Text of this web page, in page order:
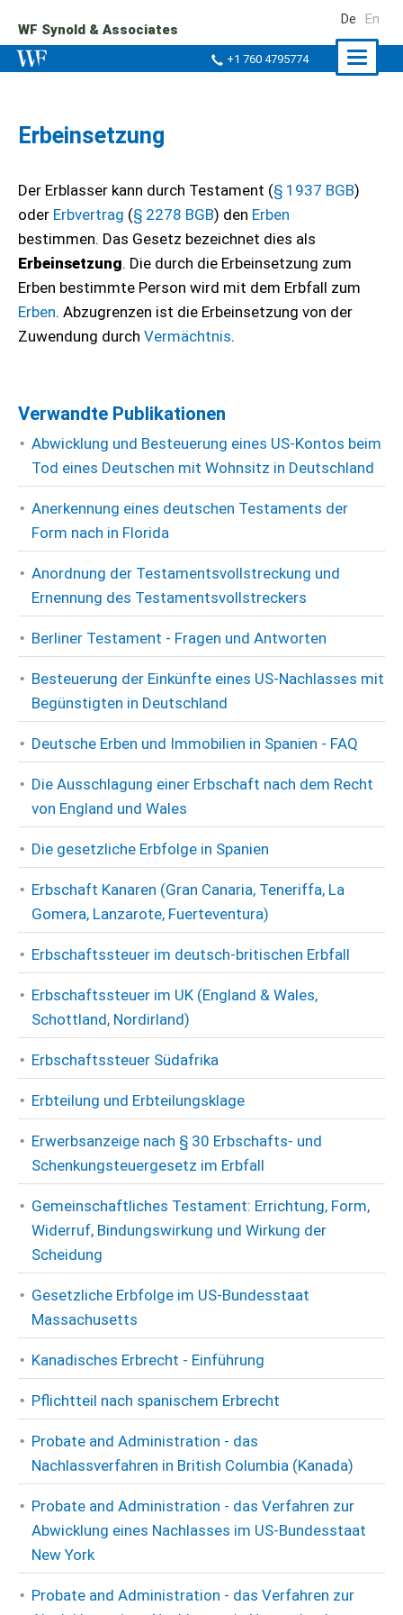
WF Synold & Associates
+1 760 4795774
De En
Erbeinsetzung
Der Erblasser kann durch Testament (§ 1937 BGB)
oder Erbvertrag (§ 2278 BGB) den Erben
bestimmen. Das Gesetz bezeichnet dies als
Erbeinsetzung. Die durch die Erbeinsetzung zum
Erben bestimmte Person wird mit dem Erbfall zum
Erben. Abzugrenzen ist die Erbeinsetzung von der
Zuwendung durch Vermächtnis.
Verwandte Publikationen
Abwicklung und Besteuerung eines US-Kontos beim
Tod eines Deutschen mit Wohnsitz in Deutschland
Anerkennung eines deutschen Testaments der
Form nach in Florida
Anordnung der Testamentsvollstreckung und
Ernennung des Testamentsvollstreckers
Berliner Testament - Fragen und Antworten
Besteuerung der Einkünfte eines US-Nachlasses mit
Begünstigten in Deutschland
Deutsche Erben und Immobilien in Spanien - FAQ
Die Ausschlagung einer Erbschaft nach dem Recht
von England und Wales
Die gesetzliche Erbfolge in Spanien
Erbschaft Kanaren (Gran Canaria, Teneriffa, La
Gomera, Lanzarote, Fuerteventura)
Erbschaftssteuer im deutsch-britischen Erbfall
Erbschaftssteuer im UK (England & Wales,
Schottland, Nordirland)
Erbschaftssteuer Südafrika
Erbteilung und Erbteilungsklage
Erwerbsanzeige nach § 30 Erbschafts- und
Schenkungsteuergesetz im Erbfall
Gemeinschaftliches Testament: Errichtung, Form,
Widerruf, Bindungswirkung und Wirkung der
Scheidung
Gesetzliche Erbfolge im US-Bundesstaat
Massachusetts
Kanadisches Erbrecht - Einführung
Pflichtteil nach spanischem Erbrecht
Probate and Administration - das
Nachlassverfahren in British Columbia (Kanada)
Probate and Administration - das Verfahren zur
Abwicklung eines Nachlasses im US-Bundesstaat
New York
Probate and Administration - das Verfahren zur